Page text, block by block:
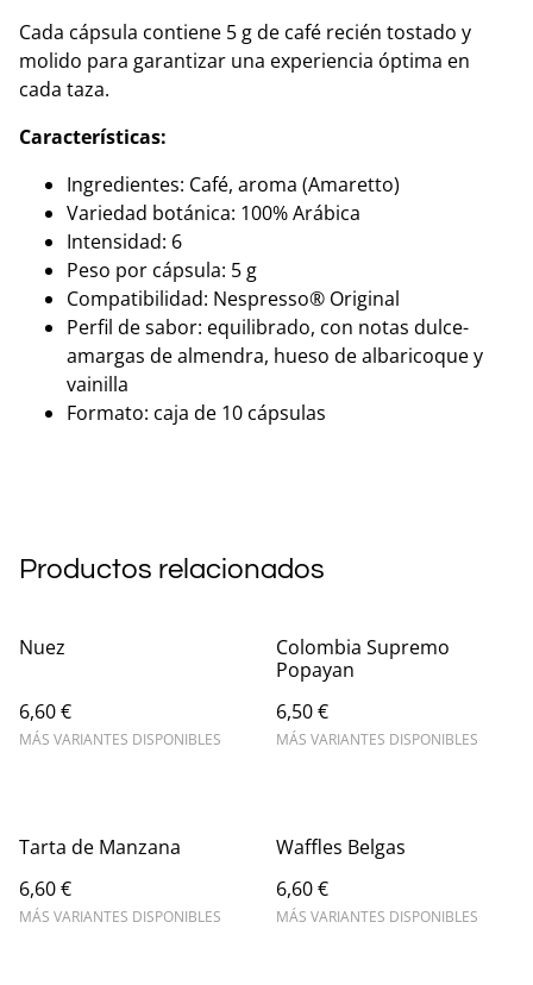
Cada cápsula contiene 5 g de café recién tostado y
molido para garantizar una experiencia óptima en
cada taza.
Características:
Ingredientes: Café, aroma (Amaretto)
Variedad botánica: 100% Arábica
Intensidad: 6
Peso por cápsula: 5 g
Compatibilidad: Nespresso® Original
Perfil de sabor: equilibrado, con notas dulce-
amargas de almendra, hueso de albaricoque y
vainilla
Formato: caja de 10 cápsulas
Productos relacionados
Nuez
6,60 €
MÁS VARIANTES DISPONIBLES
Colombia Supremo
Popayan
6,50 €
MÁS VARIANTES DISPONIBLES
Tarta de Manzana
6,60 €
MÁS VARIANTES DISPONIBLES
Waffles Belgas
6,60 €
MÁS VARIANTES DISPONIBLES